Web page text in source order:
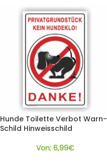
Hunde Toilette Verbot Warn-
Schild Hinweisschild
Von: 6,99€